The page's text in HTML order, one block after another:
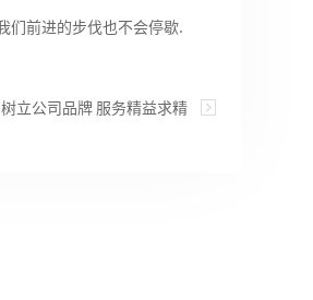
们前进的步伐也不会停歇.
立公司品牌 服务精益求精